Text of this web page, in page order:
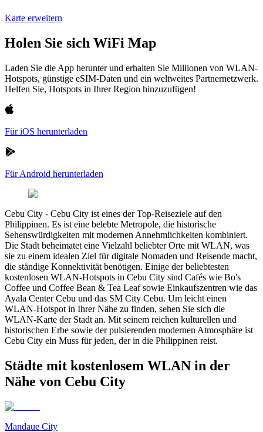
Karte erweitern
Holen Sie sich WiFi Map
Laden Sie die App herunter und erhalten Sie Millionen von WLAN-
Hotspots, günstige eSIM-Daten und ein weltweites Partnernetzwerk.
Helfen Sie, Hotspots in Ihrer Region hinzuzufügen!
Für iOS herunterladen
Für Android herunterladen
Cebu City - Cebu City ist eines der Top-Reiseziele auf den
Philippinen. Es ist eine belebte Metropole, die historische
Sehenswürdigkeiten mit modernen Annehmlichkeiten kombiniert.
Die Stadt beheimatet eine Vielzahl beliebter Orte mit WLAN, was
sie zu einem idealen Ziel für digitale Nomaden und Reisende macht,
die ständige Konnektivität benötigen. Einige der beliebtesten
kostenlosen WLAN-Hotspots in Cebu City sind Cafés wie Bo's
Coffee und Coffee Bean & Tea Leaf sowie Einkaufszentren wie das
Ayala Center Cebu und das SM City Cebu. Um leicht einen
WLAN-Hotspot in Ihrer Nähe zu finden, sehen Sie sich die
WLAN-Karte der Stadt an. Mit seinem reichen kulturellen und
historischen Erbe sowie der pulsierenden modernen Atmosphäre ist
Cebu City ein Muss für jeden, der in die Philippinen reist.
Städte mit kostenlosem WLAN in der
Nähe von Cebu City
Mandaue City